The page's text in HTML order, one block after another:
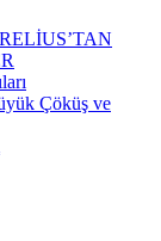
Çöküş ve